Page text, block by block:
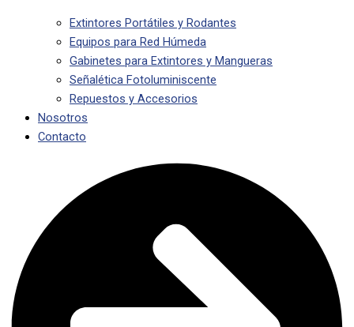
Extintores Portátiles y Rodantes
Equipos para Red Húmeda
Gabinetes para Extintores y Mangueras
Señalética Fotoluminiscente
Repuestos y Accesorios
Nosotros
Contacto